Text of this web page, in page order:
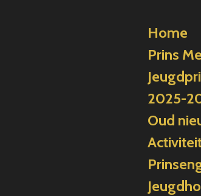
Home
Prins
2025-
Oud